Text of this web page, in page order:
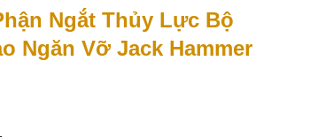
Ngắt Thủy Lực Bộ
Ngăn Vỡ Jack Hammer